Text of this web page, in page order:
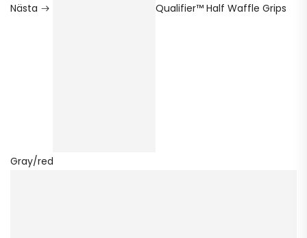
Nästa Qualifier™ Half Waffle Grips
Gray/red